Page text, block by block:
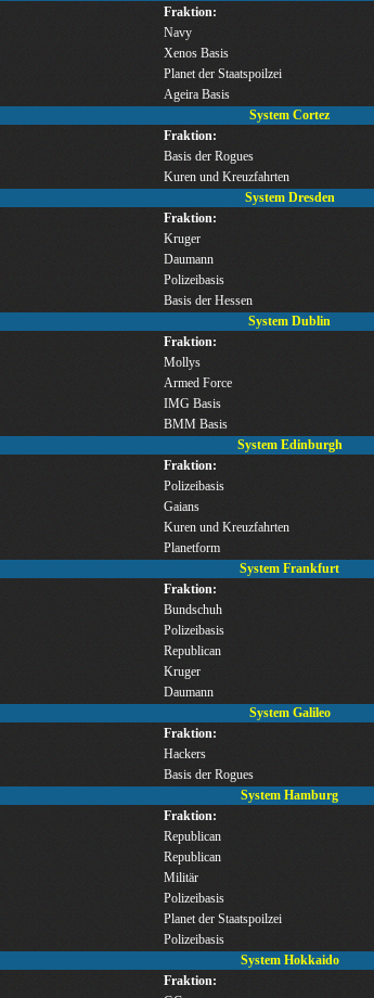
Fraktion:
Navy
Xenos Basis
Planet der Staatspoilzei
Ageira Basis
System Cortez
Fraktion:
Basis der Rogues
Kuren und Kreuzfahrten
System Dresden
Fraktion:
Kruger
Daumann
Polizeibasis
Basis der Hessen
System Dublin
Fraktion:
Mollys
Armed Force
IMG Basis
BMM Basis
System Edinburgh
Fraktion:
Polizeibasis
Gaians
Kuren und Kreuzfahrten
Planetform
System Frankfurt
Fraktion:
Bundschuh
Polizeibasis
Republican
Kruger
Daumann
System Galileo
Fraktion:
Hackers
Basis der Rogues
System Hamburg
Fraktion:
Republican
Republican
Militär
Polizeibasis
Planet der Staatspoilzei
Polizeibasis
System Hokkaido
Fraktion: